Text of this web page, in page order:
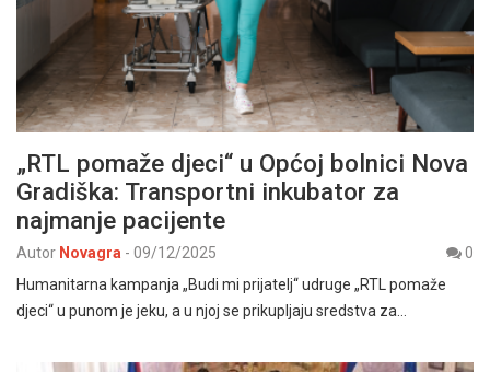
„RTL pomaže djeci“ u Općoj bolnici Nova
Gradiška: Transportni inkubator za
najmanje pacijente
Autor Novagra - 09/12/2025
0
Humanitarna kampanja „Budi mi prijatelj“ udruge „RTL pomaže
djeci“ u punom je jeku, a u njoj se prikupljaju sredstva za…